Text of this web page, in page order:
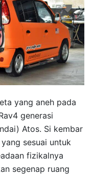
yang aneh pada
generasi
Atos. Si kembar
sesuai untuk
fizikalnya
segenap ruang